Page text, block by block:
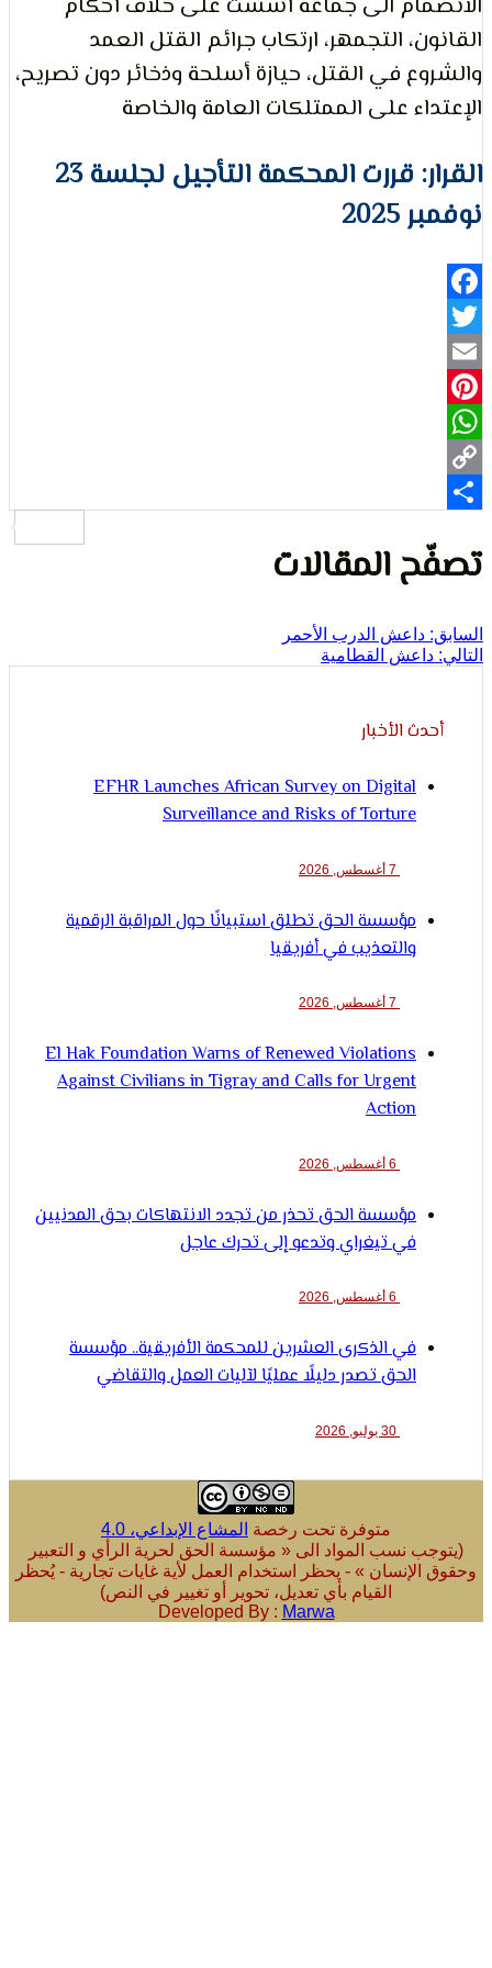
الى جماعة أسست على خلاف أحكام
التجمهر، ارتكاب جرائم القتل العمد
في القتل، حيازة أسلحة وذخائر دون تصريح،
على الممتلكات العامة والخاصة
القرار: قررت المحكمة التأجيل لجلسة 23
المقالات
داعش الدرب الأحمر
القطامية
الأخبار
EFHR Launches African Survey on Digital
Surveillance and Risks of Torture
مؤسسة الحق تطلق استبيانًا حول المراقبة الرقمية
والتعذيب في أفريقيا
El Hak Foundation Warns of Renewed Violations
Against Civilians in Tigray and Calls for Urgent
مؤسسة الحق تحذر من تجدد الانتهاكات بحق المدنيين
في تيغراي وتدعو إلى تحرك عاجل
في الذكرى العشرين للمحكمة الأفريقية.. مؤسسة
الحق تصدر دليلًا عمليًا لآليات العمل والتقاضي
متوفرة تحت رخصةالمشاع الإبداعي، 4.0
نسب المواد الى « مؤسسة الحق لحرية الرأي و التعبير
» - يحظر استخدام العمل لأية غايات تجارية - يُحظر
القيام بأي تعديل، تحوير أو تغيير في النص)
Developed By :